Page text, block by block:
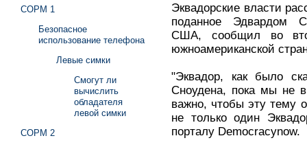
Эквадорские власти
поданное Эдвардом
США, сообщил во
южноамериканской
"Эквадор, как было
Сноудена, пока мы не
важно, чтобы эту тему
не только один
порталу Democracynow.
СОРМ 1
Безопасное
использование телефона
Левые симки
Смогут ли
вычислить
обладателя
левой симки
СОРМ 2